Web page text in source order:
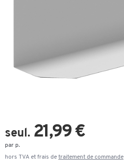
seul. 21,99 €
par p.
hors TVA et frais de traitement de commande